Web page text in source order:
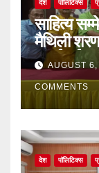
देश पॉलिटिक्स
साहित्य
मैथिली
मनाई गई
बिन्देश्वर
AUGUST
COMMENTS
देश पॉलिटिक्स